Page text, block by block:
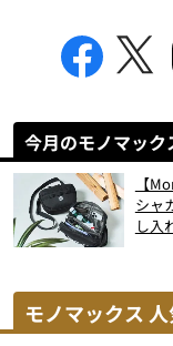
今月のモノマック
【
シャ
し入
モノマックス